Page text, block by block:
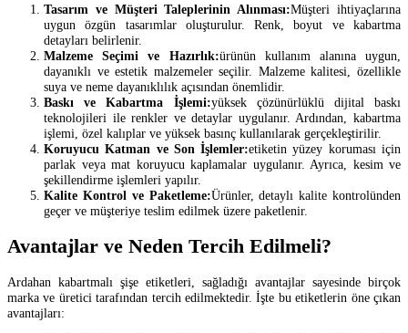
Tasarım ve Müşteri Taleplerinin Alınması:Müşteri ihtiyaçlarına
uygun özgün tasarımlar oluşturulur. Renk, boyut ve kabartma
detayları belirlenir.
Malzeme Seçimi ve Hazırlık:ürünün kullanım alanına uygun,
dayanıklı ve estetik malzemeler seçilir. Malzeme kalitesi, özellikle
suya ve neme dayanıklılık açısından önemlidir.
Baskı ve Kabartma İşlemi:yüksek çözünürlüklü dijital baskı
teknolojileri ile renkler ve detaylar uygulanır. Ardından, kabartma
işlemi, özel kalıplar ve yüksek basınç kullanılarak gerçekleştirilir.
Koruyucu Katman ve Son İşlemler:etiketin yüzey koruması için
parlak veya mat koruyucu kaplamalar uygulanır. Ayrıca, kesim ve
şekillendirme işlemleri yapılır.
Kalite Kontrol ve Paketleme:Ürünler, detaylı kalite kontrolünden
geçer ve müşteriye teslim edilmek üzere paketlenir.
Avantajlar ve Neden Tercih Edilmeli?
Ardahan kabartmalı şişe etiketleri, sağladığı avantajlar sayesinde birçok
marka ve üretici tarafından tercih edilmektedir. İşte bu etiketlerin öne çıkan
avantajları: